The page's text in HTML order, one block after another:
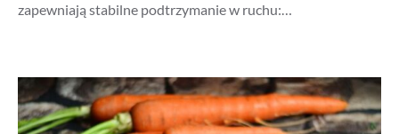
zapewniają stabilne podtrzymanie w ruchu:…